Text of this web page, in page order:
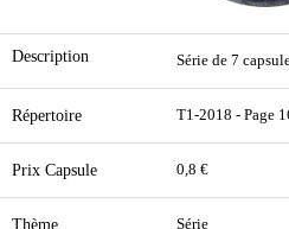
Description Série de 7
Répertoire T1-2018 - Page
Prix Capsule 0,8 €
Thème Série